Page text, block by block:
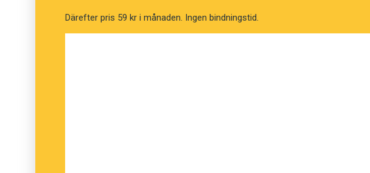
Därefter pris 59 kr i månaden. Ingen bindningstid.